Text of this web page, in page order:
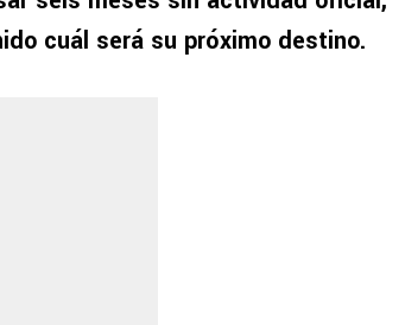
cuál será su próximo destino.